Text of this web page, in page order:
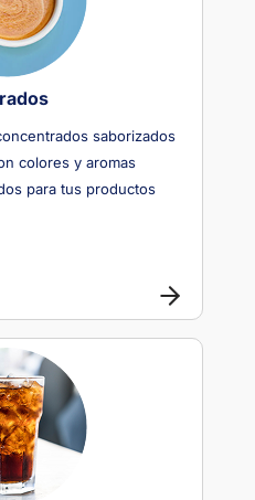
saborizados
colores y aromas
para tus productos